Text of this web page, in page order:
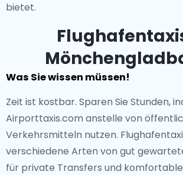
bietet.
Was Sie wissen müssen!
Zeit ist kostbar. Sparen Sie Stunden,
Airporttaxis.com anstelle von
Verkehrsmitteln nutzen.
verschiedene Arten von gut
für private Transfers und